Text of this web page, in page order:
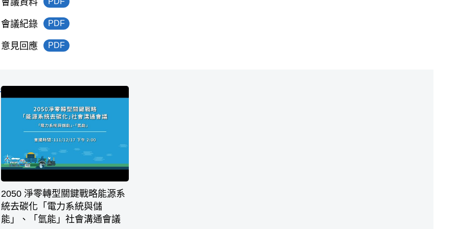
​會議紀錄 PDF
​意見回應 PDF
2050 淨零轉型關鍵戰略能源系
統去碳化「電力系統與儲
能」、「氫能」社會溝通會議